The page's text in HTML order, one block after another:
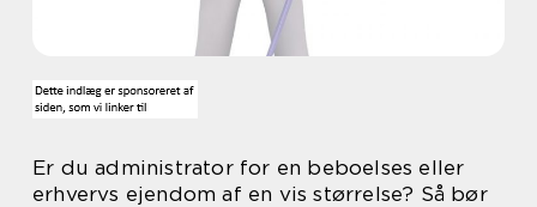
Er du administrator for en beboelses eller
erhvervs ejendom af en vis størrelse? Så bør